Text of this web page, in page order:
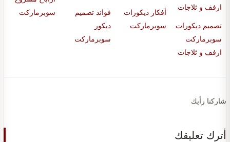
سوبرماركت
فوائد تصميم
ديكور
سوبرماركت
أفكار ديكورات
سوبرماركت
تصميم ديكورات
سوبرماركت
ارفف و ثلاجات
شاركنا رأيك
أترك تعليقك